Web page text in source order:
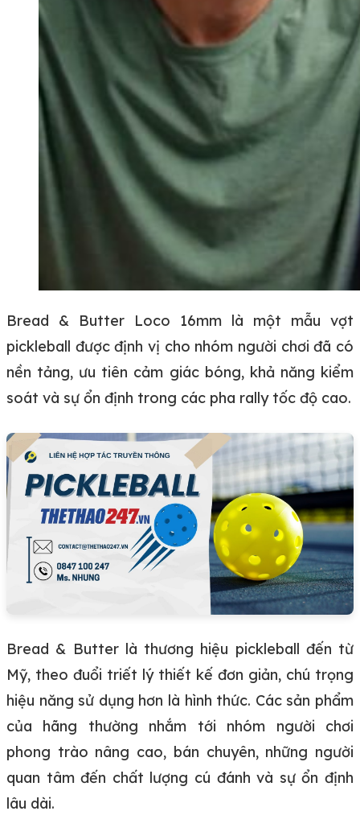
Bread & Butter Loco 16mm là một mẫu vợt
pickleball được định vị cho nhóm người chơi đã có
nền tảng, ưu tiên cảm giác bóng, khả năng kiểm
soát và sự ổn định trong các pha rally tốc độ cao.
Bread & Butter là thương hiệu pickleball đến từ
Mỹ, theo đuổi triết lý thiết kế đơn giản, chú trọng
hiệu năng sử dụng hơn là hình thức. Các sản phẩm
của hãng thường nhắm tới nhóm người chơi
phong trào nâng cao, bán chuyên, những người
quan tâm đến chất lượng cú đánh và sự ổn định
lâu dài.